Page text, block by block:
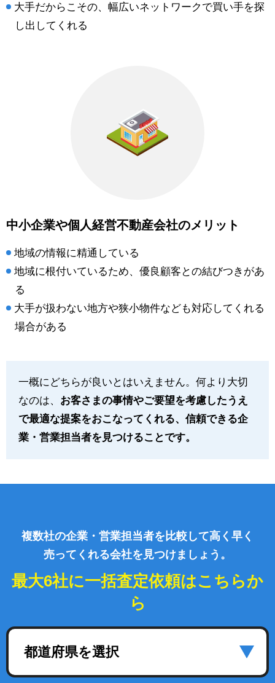
大手だからこその、幅広いネットワークで買い手を探
し出してくれる
中小企業や個人経営不動産会社のメリット
地域の情報に精通している
地域に根付いているため、優良顧客との結びつきがあ
る
大手が扱わない地方や狭小物件なども対応してくれる
場合がある
一概にどちらが良いとはいえません。何より大切
なのは、 お客さまの事情やご要望を考慮したうえ
で最適な提案をおこなってくれる、信頼できる企
業・営業担当者を見つけることです。
複数社の企業・営業担当者を比較して高く早く
売ってくれる会社を見つけましょう。
最大6社に一括査定依頼はこちらか
ら
都道府県を選択